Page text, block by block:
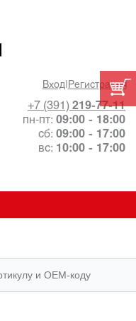
Вход| Регистрация
+7 (391) 219-77-11
пн-пт: 09:00 - 18:00
сб: 09:00 - 17:00
вс: 10:00 - 17:00